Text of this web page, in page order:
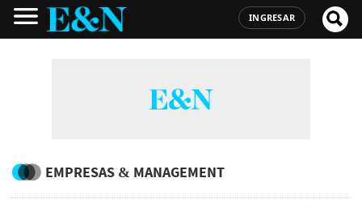
INGRESAR
EMPRESAS & MANAGEMENT